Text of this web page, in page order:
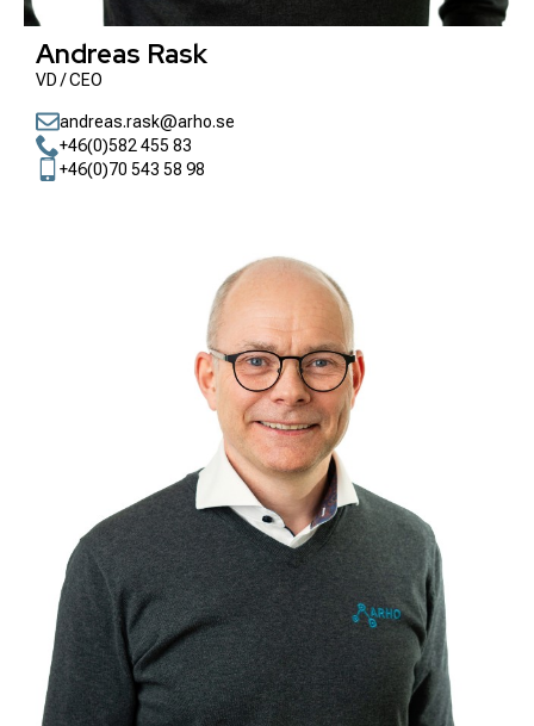
Andreas Rask
VD / CEO
andreas.rask@arho.se
+46(0)582 455 83
+46(0)70 543 58 98